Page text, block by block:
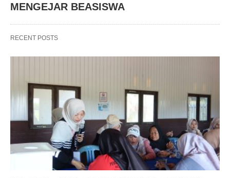
MENGEJAR BEASISWA
RECENT POSTS